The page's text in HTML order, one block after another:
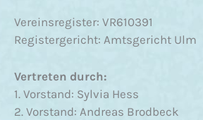
Vereinsregister: VR610391
Registergericht: Amtsgericht Ulm
Vertreten durch:
1. Vorstand: Sylvia Hess
2. Vorstand: Andreas Brodbeck